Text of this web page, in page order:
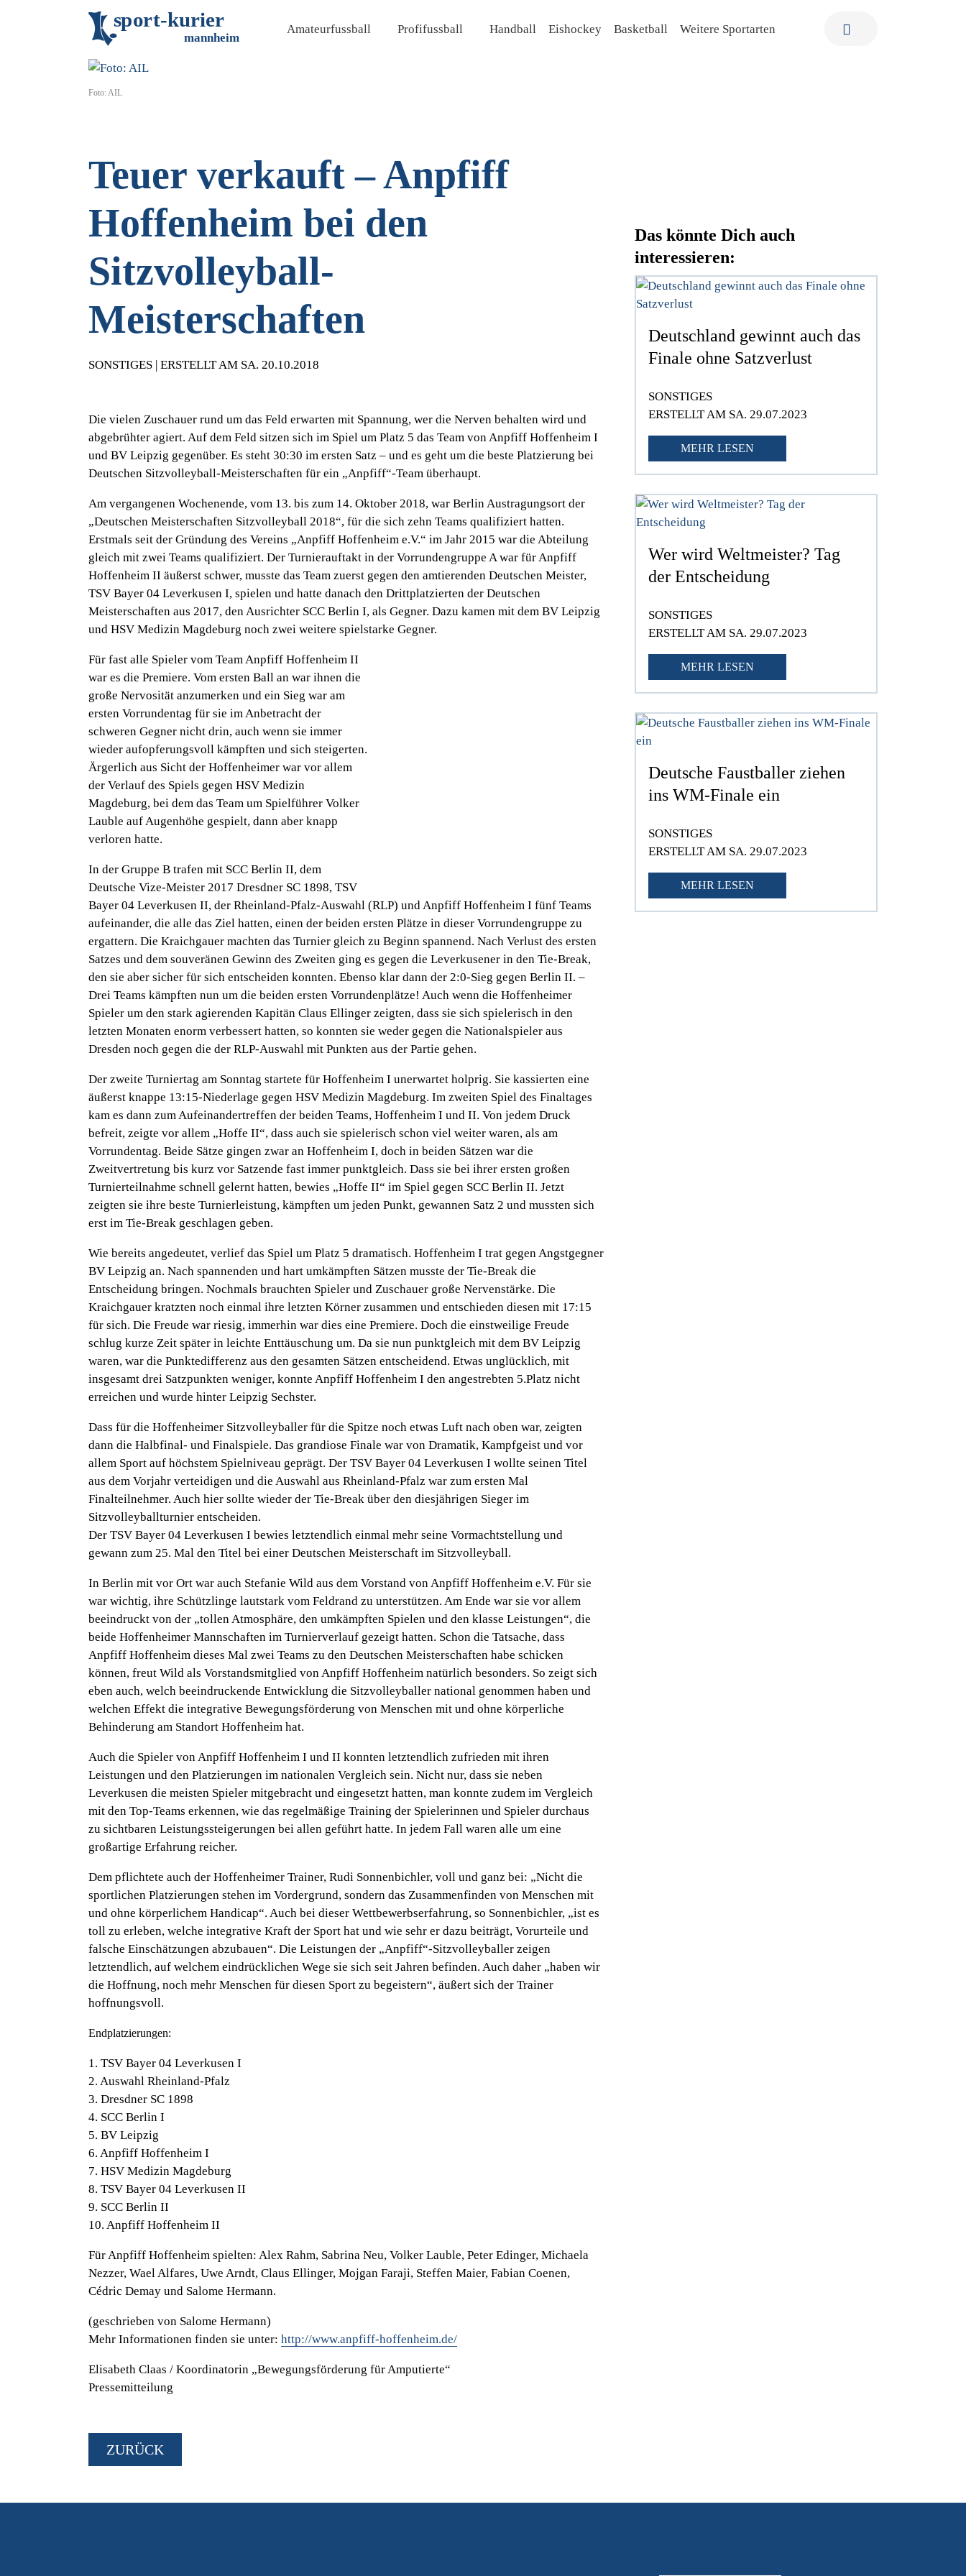
sport-kurier
mannheim
Amateurfussball Profifussball Handball Eishockey Basketball Weitere Sportarten
Foto: AIL
Teuer verkauft – Anpfiff
Hoffenheim bei den
Sitzvolleyball-
Meisterschaften
SONSTIGES | ERSTELLT AM SA. 20.10.2018
Die vielen Zuschauer rund um das Feld erwarten mit Spannung, wer die Nerven behalten wird und
abgebrühter agiert. Auf dem Feld sitzen sich im Spiel um Platz 5 das Team von Anpfiff Hoffenheim I
und BV Leipzig gegenüber. Es steht 30:30 im ersten Satz – und es geht um die beste Platzierung bei
Deutschen Sitzvolleyball-Meisterschaften für ein „Anpfiff“-Team überhaupt.
Am vergangenen Wochenende, vom 13. bis zum 14. Oktober 2018, war Berlin Austragungsort der
„Deutschen Meisterschaften Sitzvolleyball 2018“, für die sich zehn Teams qualifiziert hatten.
Erstmals seit der Gründung des Vereins „Anpfiff Hoffenheim e.V.“ im Jahr 2015 war die Abteilung
gleich mit zwei Teams qualifiziert. Der Turnierauftakt in der Vorrundengruppe A war für Anpfiff
Hoffenheim II äußerst schwer, musste das Team zuerst gegen den amtierenden Deutschen Meister,
TSV Bayer 04 Leverkusen I, spielen und hatte danach den Drittplatzierten der Deutschen
Meisterschaften aus 2017, den Ausrichter SCC Berlin I, als Gegner. Dazu kamen mit dem BV Leipzig
und HSV Medizin Magdeburg noch zwei weitere spielstarke Gegner.
Für fast alle Spieler vom Team Anpfiff Hoffenheim II
war es die Premiere. Vom ersten Ball an war ihnen die
große Nervosität anzumerken und ein Sieg war am
ersten Vorrundentag für sie im Anbetracht der
schweren Gegner nicht drin, auch wenn sie immer
wieder aufopferungsvoll kämpften und sich steigerten.
Ärgerlich aus Sicht der Hoffenheimer war vor allem
der Verlauf des Spiels gegen HSV Medizin
Magdeburg, bei dem das Team um Spielführer Volker
Lauble auf Augenhöhe gespielt, dann aber knapp
verloren hatte.
In der Gruppe B trafen mit SCC Berlin II, dem
Deutsche Vize-Meister 2017 Dresdner SC 1898, TSV
Bayer 04 Leverkusen II, der Rheinland-Pfalz-Auswahl (RLP) und Anpfiff Hoffenheim I fünf Teams
aufeinander, die alle das Ziel hatten, einen der beiden ersten Plätze in dieser Vorrundengruppe zu
ergattern. Die Kraichgauer machten das Turnier gleich zu Beginn spannend. Nach Verlust des ersten
Satzes und dem souveränen Gewinn des Zweiten ging es gegen die Leverkusener in den Tie-Break,
den sie aber sicher für sich entscheiden konnten. Ebenso klar dann der 2:0-Sieg gegen Berlin II. –
Drei Teams kämpften nun um die beiden ersten Vorrundenplätze! Auch wenn die Hoffenheimer
Spieler um den stark agierenden Kapitän Claus Ellinger zeigten, dass sie sich spielerisch in den
letzten Monaten enorm verbessert hatten, so konnten sie weder gegen die Nationalspieler aus
Dresden noch gegen die der RLP-Auswahl mit Punkten aus der Partie gehen.
Der zweite Turniertag am Sonntag startete für Hoffenheim I unerwartet holprig. Sie kassierten eine
äußerst knappe 13:15-Niederlage gegen HSV Medizin Magdeburg. Im zweiten Spiel des Finaltages
kam es dann zum Aufeinandertreffen der beiden Teams, Hoffenheim I und II. Von jedem Druck
befreit, zeigte vor allem „Hoffe II“, dass auch sie spielerisch schon viel weiter waren, als am
Vorrundentag. Beide Sätze gingen zwar an Hoffenheim I, doch in beiden Sätzen war die
Zweitvertretung bis kurz vor Satzende fast immer punktgleich. Dass sie bei ihrer ersten großen
Turnierteilnahme schnell gelernt hatten, bewies „Hoffe II“ im Spiel gegen SCC Berlin II. Jetzt
zeigten sie ihre beste Turnierleistung, kämpften um jeden Punkt, gewannen Satz 2 und mussten sich
erst im Tie-Break geschlagen geben.
Wie bereits angedeutet, verlief das Spiel um Platz 5 dramatisch. Hoffenheim I trat gegen Angstgegner
BV Leipzig an. Nach spannenden und hart umkämpften Sätzen musste der Tie-Break die
Entscheidung bringen. Nochmals brauchten Spieler und Zuschauer große Nervenstärke. Die
Kraichgauer kratzten noch einmal ihre letzten Körner zusammen und entschieden diesen mit 17:15
für sich. Die Freude war riesig, immerhin war dies eine Premiere. Doch die einstweilige Freude
schlug kurze Zeit später in leichte Enttäuschung um. Da sie nun punktgleich mit dem BV Leipzig
waren, war die Punktedifferenz aus den gesamten Sätzen entscheidend. Etwas unglücklich, mit
insgesamt drei Satzpunkten weniger, konnte Anpfiff Hoffenheim I den angestrebten 5.Platz nicht
erreichen und wurde hinter Leipzig Sechster.
Dass für die Hoffenheimer Sitzvolleyballer für die Spitze noch etwas Luft nach oben war, zeigten
dann die Halbfinal- und Finalspiele. Das grandiose Finale war von Dramatik, Kampfgeist und vor
allem Sport auf höchstem Spielniveau geprägt. Der TSV Bayer 04 Leverkusen I wollte seinen Titel
aus dem Vorjahr verteidigen und die Auswahl aus Rheinland-Pfalz war zum ersten Mal
Finalteilnehmer. Auch hier sollte wieder der Tie-Break über den diesjährigen Sieger im
Sitzvolleyballturnier entscheiden.
Der TSV Bayer 04 Leverkusen I bewies letztendlich einmal mehr seine Vormachtstellung und
gewann zum 25. Mal den Titel bei einer Deutschen Meisterschaft im Sitzvolleyball.
In Berlin mit vor Ort war auch Stefanie Wild aus dem Vorstand von Anpfiff Hoffenheim e.V. Für sie
war wichtig, ihre Schützlinge lautstark vom Feldrand zu unterstützen. Am Ende war sie vor allem
beeindruckt von der „tollen Atmosphäre, den umkämpften Spielen und den klasse Leistungen“, die
beide Hoffenheimer Mannschaften im Turnierverlauf gezeigt hatten. Schon die Tatsache, dass
Anpfiff Hoffenheim dieses Mal zwei Teams zu den Deutschen Meisterschaften habe schicken
können, freut Wild als Vorstandsmitglied von Anpfiff Hoffenheim natürlich besonders. So zeigt sich
eben auch, welch beeindruckende Entwicklung die Sitzvolleyballer national genommen haben und
welchen Effekt die integrative Bewegungsförderung von Menschen mit und ohne körperliche
Behinderung am Standort Hoffenheim hat.
Auch die Spieler von Anpfiff Hoffenheim I und II konnten letztendlich zufrieden mit ihren
Leistungen und den Platzierungen im nationalen Vergleich sein. Nicht nur, dass sie neben
Leverkusen die meisten Spieler mitgebracht und eingesetzt hatten, man konnte zudem im Vergleich
mit den Top-Teams erkennen, wie das regelmäßige Training der Spielerinnen und Spieler durchaus
zu sichtbaren Leistungssteigerungen bei allen geführt hatte. In jedem Fall waren alle um eine
großartige Erfahrung reicher.
Dem pflichtete auch der Hoffenheimer Trainer, Rudi Sonnenbichler, voll und ganz bei: „Nicht die
sportlichen Platzierungen stehen im Vordergrund, sondern das Zusammenfinden von Menschen mit
und ohne körperlichem Handicap“. Auch bei dieser Wettbewerbserfahrung, so Sonnenbichler, „ist es
toll zu erleben, welche integrative Kraft der Sport hat und wie sehr er dazu beiträgt, Vorurteile und
falsche Einschätzungen abzubauen“. Die Leistungen der „Anpfiff“-Sitzvolleyballer zeigen
letztendlich, auf welchem eindrücklichen Wege sie sich seit Jahren befinden. Auch daher „haben wir
die Hoffnung, noch mehr Menschen für diesen Sport zu begeistern“, äußert sich der Trainer
hoffnungsvoll.
Endplatzierungen:
1. TSV Bayer 04 Leverkusen I
2. Auswahl Rheinland-Pfalz
3. Dresdner SC 1898
4. SCC Berlin I
5. BV Leipzig
6. Anpfiff Hoffenheim I
7. HSV Medizin Magdeburg
8. TSV Bayer 04 Leverkusen II
9. SCC Berlin II
10. Anpfiff Hoffenheim II
Für Anpfiff Hoffenheim spielten: Alex Rahm, Sabrina Neu, Volker Lauble, Peter Edinger, Michaela
Nezzer, Wael Alfares, Uwe Arndt, Claus Ellinger, Mojgan Faraji, Steffen Maier, Fabian Coenen,
Cédric Demay und Salome Hermann.
(geschrieben von Salome Hermann)
Mehr Informationen finden sie unter:http://www.anpfiff-hoffenheim.de/
Elisabeth Claas / Koordinatorin „Bewegungsförderung für Amputierte“
Pressemitteilung
ZURÜCK
Das könnte Dich auch
interessieren:
Deutschland gewinnt auch das
Finale ohne Satzverlust
SONSTIGES
ERSTELLT AM SA. 29.07.2023
MEHR LESEN
Wer wird Weltmeister? Tag
der Entscheidung
SONSTIGES
ERSTELLT AM SA. 29.07.2023
MEHR LESEN
Deutsche Faustballer ziehen
ins WM-Finale ein
SONSTIGES
ERSTELLT AM SA. 29.07.2023
MEHR LESEN